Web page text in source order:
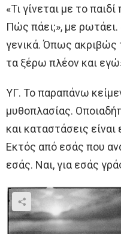
«Τι γίνεται με το
Πώς πάει;», με
γενικά. Όπως ακριβώς
τα ξέρω πλέον και
ΥΓ. Το παραπάνω
μυθοπλασίας.
και καταστάσεις
Εκτός από εσάς που
εσάς. Ναι, για εσάς